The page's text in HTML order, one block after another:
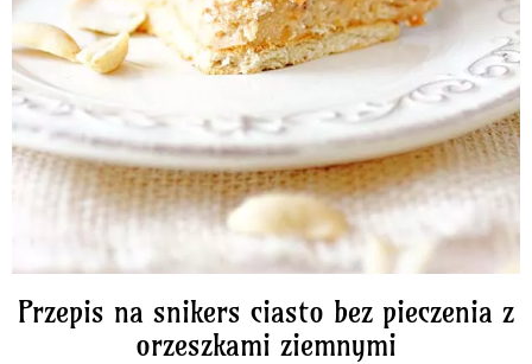
SKLEP
Polski
Przepis na snikers ciasto bez pieczenia z
orzeszkami ziemnymi